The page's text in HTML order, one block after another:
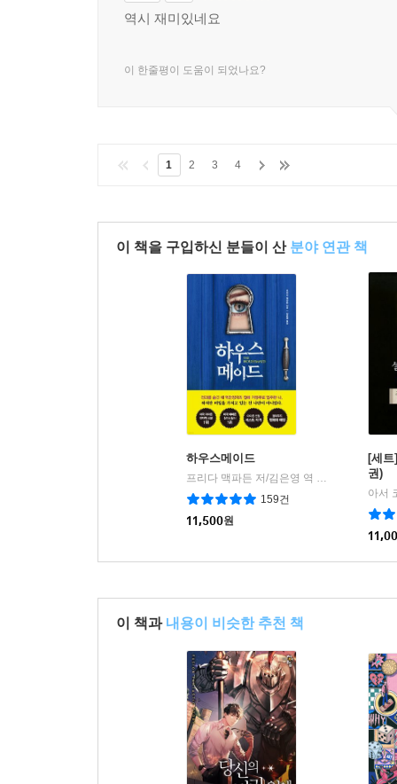
역시 재미있네요
이 한줄평이 도움이 되었나요?
1 2 3 4
이 책을 구입하신 분들이 산 분야 연관 책
하우스메이드
프리다 맥파든 저/김은영 역 |
159건
11,500원
[세트
권)
아서
이 책과 내용이 비슷한 추천 책